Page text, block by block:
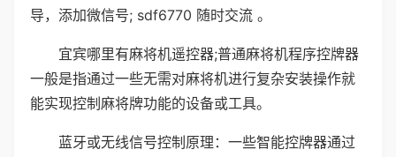
导，添加微信号; sdf6770 随时交流 。
宜宾哪里有麻将机遥控器;普通麻将机程序控牌器
一般是指通过一些无需对麻将机进行复杂安装操作就
能实现控制麻将牌功能的设备或工具。
蓝牙或无线信号控制原理：一些智能控牌器通过